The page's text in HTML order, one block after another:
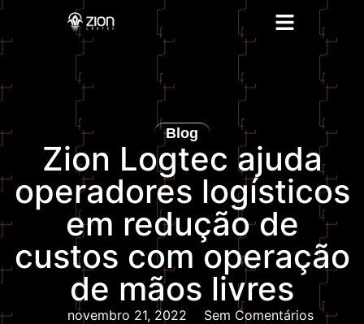
Blog
Zion Logtec ajuda
operadores logísticos
em redução de
custos com operação
de mãos livres
novembro 21, 2022 Sem Comentários